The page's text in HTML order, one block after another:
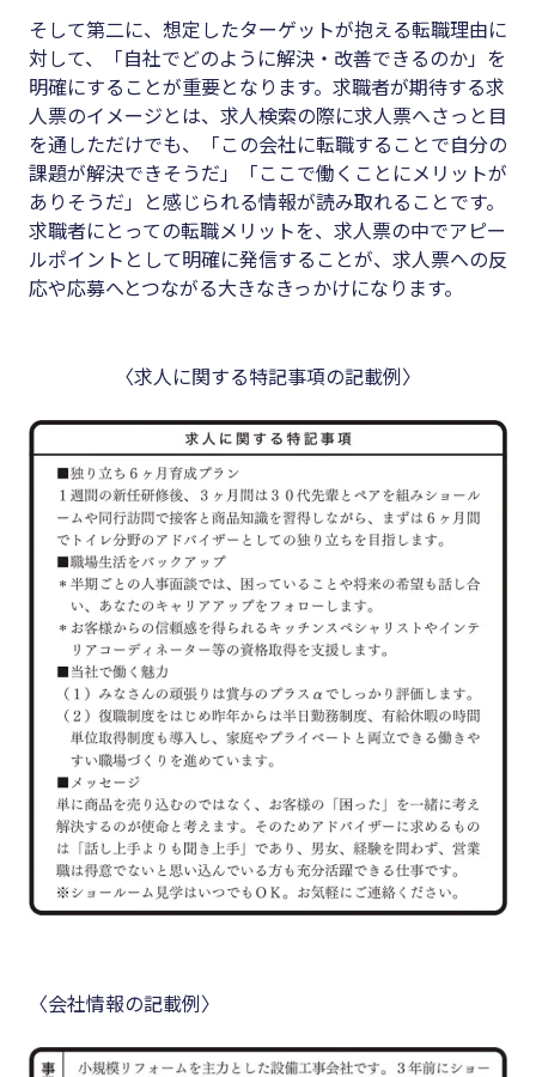
そして第二に、想定したターゲットが抱える転職理由に
対して、「自社でどのように解決・改善できるのか」を
明確にすることが重要となります。求職者が期待する求
人票のイメージとは、求人検索の際に求人票へさっと目
を通しただけでも、「この会社に転職することで自分の
課題が解決できそうだ」「ここで働くことにメリットが
ありそうだ」と感じられる情報が読み取れることです。
求職者にとっての転職メリットを、求人票の中でアピー
ルポイントとして明確に発信することが、求人票への反
応や応募へとつながる大きなきっかけになります。
〈求人に関する特記事項の記載例〉
〈会社情報の記載例〉